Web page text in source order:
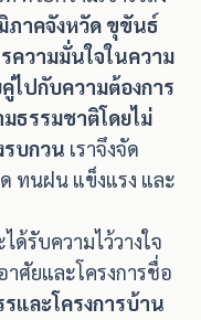
าคจังหวัด ขุขันธ์
ความมั่นใจในความ
ปกับความต้องการ
ธรรมชาติโดยไม่
รบกวน เราจึงจัด
ทนฝน แข็งแรง และ
ด้รับความไว้วางใจ
ศัยและโครงการชื่อ
และโครงการบ้าน